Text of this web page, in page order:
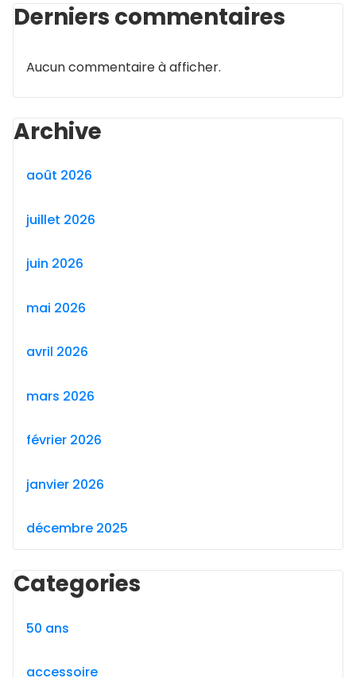
Derniers commentaires
Aucun commentaire à afficher.
Archive
août 2026
juillet 2026
juin 2026
mai 2026
avril 2026
mars 2026
février 2026
janvier 2026
décembre 2025
Categories
50 ans
accessoire